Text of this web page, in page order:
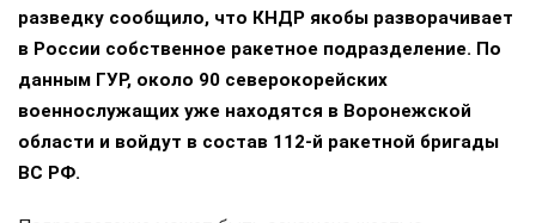
разведку сообщило, что КНДР якобы разворачивает
в России собственное ракетное подразделение. По
данным ГУР, около 90 северокорейских
военнослужащих уже находятся в Воронежской
области и войдут в состав 112-й ракетной бригады
ВС РФ.